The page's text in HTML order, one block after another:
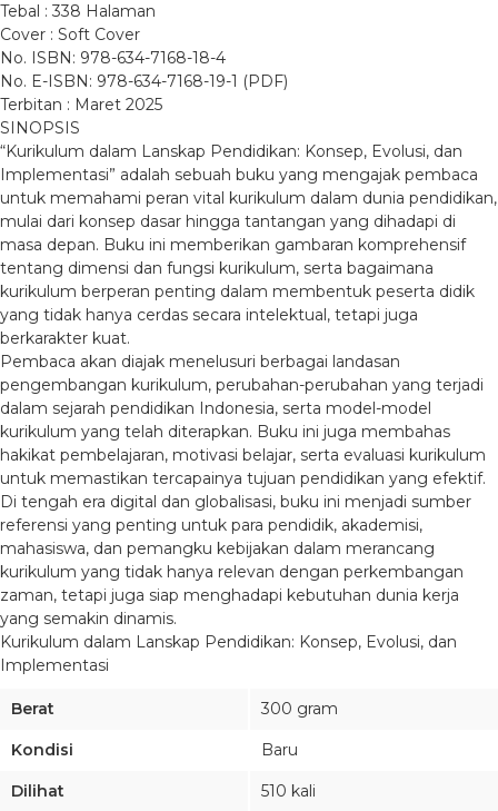
Tebal : 338 Halaman
Cover : Soft Cover
No. ISBN: 978-634-7168-18-4
No. E-ISBN: 978-634-7168-19-1 (PDF)
Terbitan : Maret 2025
SINOPSIS
“Kurikulum dalam Lanskap Pendidikan: Konsep, Evolusi, dan
Implementasi” adalah sebuah buku yang mengajak pembaca
untuk memahami peran vital kurikulum dalam dunia pendidikan,
mulai dari konsep dasar hingga tantangan yang dihadapi di
masa depan. Buku ini memberikan gambaran komprehensif
tentang dimensi dan fungsi kurikulum, serta bagaimana
kurikulum berperan penting dalam membentuk peserta didik
yang tidak hanya cerdas secara intelektual, tetapi juga
berkarakter kuat.
Pembaca akan diajak menelusuri berbagai landasan
pengembangan kurikulum, perubahan-perubahan yang terjadi
dalam sejarah pendidikan Indonesia, serta model-model
kurikulum yang telah diterapkan. Buku ini juga membahas
hakikat pembelajaran, motivasi belajar, serta evaluasi kurikulum
untuk memastikan tercapainya tujuan pendidikan yang efektif.
Di tengah era digital dan globalisasi, buku ini menjadi sumber
referensi yang penting untuk para pendidik, akademisi,
mahasiswa, dan pemangku kebijakan dalam merancang
kurikulum yang tidak hanya relevan dengan perkembangan
zaman, tetapi juga siap menghadapi kebutuhan dunia kerja
yang semakin dinamis.
Kurikulum dalam Lanskap Pendidikan: Konsep, Evolusi, dan
Implementasi
Berat 300 gram
Kondisi Baru
Dilihat 510 kali